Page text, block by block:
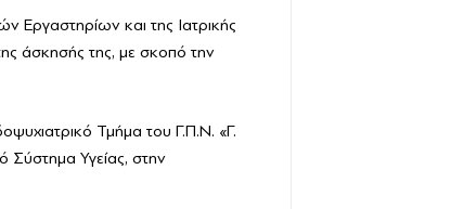
Εργαστηρίων και της Ιατρικής
άσκησής της, με σκοπό την
Τμήμα του Γ.Π.Ν. «Γ.
Σύστημα Υγείας, στην